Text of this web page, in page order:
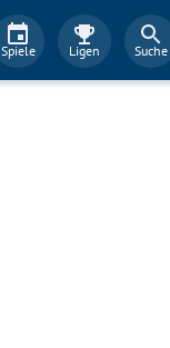
Spiele Ligen Suche